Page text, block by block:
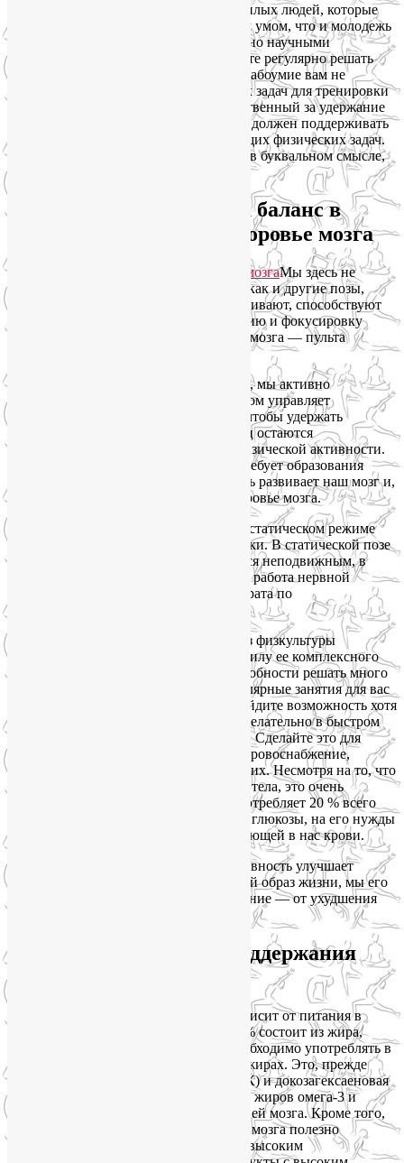
Вы наверняка лично знаете очень пожилых людей, которые
при этом отличаются настолько живым умом, что и молодежь
позавидует. Это действительно доказано научными
исследованиями: если вы не перестанете регулярно решать
умственные задачи, потеря памяти и слабоумие вам не
страшны. Но одних только умственных задач для тренировки
мозга недостаточно. Мозжечок, ответственный за удержание
равновесия и координацию движений, должен поддерживать
свои навыки в решении соответствующих физических задач.
Поэтому позы на баланс в йоге — это, в буквальном смысле,
Йога в целом и асаны на баланс в
частности укрепляют здоровье мозга
Мы здесь не
говорим о том, что балансовые асаны, как и другие позы,
одни мышцы укрепляют, другие растягивают, способствуют
снятию стресса, улучшают концентрацию и фокусировку
внимания. Сейчас разговор о здоровье мозга — пульта
Каждый раз, выполняя асану на баланс, мы активно
задействуем мозжечок, который при этом управляет
десятками, а иногда и сотнями мышц, чтобы удержать
равновесие тела. Многие из этих мышц остаются
невостребованными в других видах физической активности.
А овладение новой позой на баланс требует образования
новых связей между нейронами, то есть развивает наш мозг и,
независимо от возраста, укрепляет здоровье мозга.
Асаны на баланс могут выполняться в статическом режиме
или объединяться в динамические связки. В статической позе
на равновесие тело человека не является неподвижным, в
процессе ее фиксации идет постоянная работа нервной
системы и опорно-двигательного аппарата по
Поддержать здоровье мозга в целом без физкультуры
проблематично. Йогу мы выбираем в силу ее комплексного
воздействия на тело и психику, ее способности решать много
задач одновременно. Однако если регулярные занятия для вас
по какой-то причине неприемлемы, найдите возможность хотя
бы для ежедневных пеших прогулок, желательно в быстром
темпе, минимум 40 минут, а лучше час. Сделайте это для
здоровья своего мозга: улучшайте его кровоснабжение,
увеличивайте жизненную емкость легких. Несмотря на то, что
вес мозга составляет всего 2 % от веса тела, это очень
энергозатратная часть организма: он потребляет 20 % всего
поступающего кислорода и столько же глюкозы, на его нужды
направляется 5-я часть всей циркулирующей в нас крови.
Таким образом, любая физическая активность улучшает
питание и здоровье мозга. Ведя сидячий образ жизни, мы его
умерщвляем, ускоряем его и свое старение — от ухудшения
Коррекция диеты для поддержания
И в-третьих, здоровье мозга сильно зависит от питания в
прямом смысле этого слова. Он на 60 % состоит из жира,
поэтому для здоровья мозга просто необходимо употреблять в
пищу жиры. Но речь идет о полезных жирах. Это, прежде
всего, эйкозапентаеновая кислота (ЭПК) и докозагексаеновая
кислота (ДГК). Они составляют основу жиров омега-3 и
являются важными компонентами тканей мозга. Кроме того,
для сохранения и укрепления здоровья мозга полезно
исключить из своего меню углеводы с высоким